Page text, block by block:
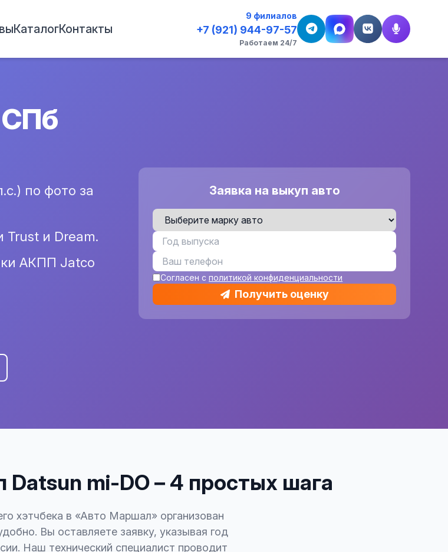
КаталогКонтакты
9 филиалов
+7 (921) 944-97-57
Работаем 24/7
СПб
по фото за
Trust и Dream.
АКПП Jatco
Заявка на выкуп авто
Согласен сполитикой конфиденциальности
Получить оценку
mi-DO – 4 простых шага
хэтчбека в «Авто Маршал» организован
Вы оставляете заявку, указывая год
Наш технический специалист проводит